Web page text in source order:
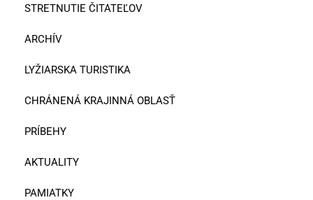
STRETNUTIE ČITATEĽOV
ARCHÍV
LYŽIARSKA TURISTIKA
CHRÁNENÁ KRAJINNÁ OBLASŤ
PRÍBEHY
AKTUALITY
PAMIATKY